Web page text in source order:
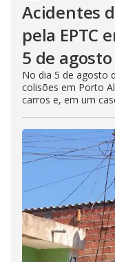
Acidentes
pela EPTC
5 de
No dia 5 de agosto
colisões em Porto
carros e, em um